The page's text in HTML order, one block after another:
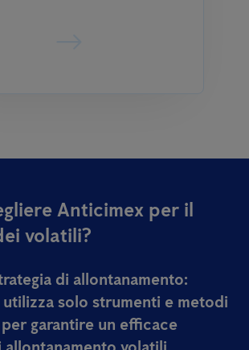
Anticimex per il
volatili?
di allontanamento:
solo strumenti e metodi
garantire un efficace